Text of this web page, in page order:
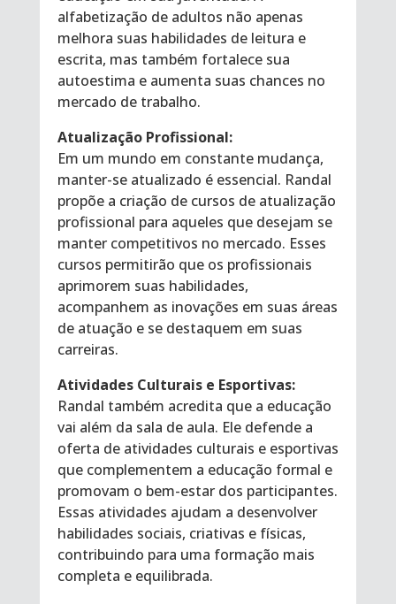
alfabetização de adultos não apenas
melhora suas habilidades de leitura e
escrita, mas também fortalece sua
autoestima e aumenta suas chances no
mercado de trabalho.
Atualização Profissional:
Em um mundo em constante mudança,
manter-se atualizado é essencial. Randal
propõe a criação de cursos de atualização
profissional para aqueles que desejam se
manter competitivos no mercado. Esses
cursos permitirão que os profissionais
aprimorem suas habilidades,
acompanhem as inovações em suas áreas
de atuação e se destaquem em suas
carreiras.
Atividades Culturais e Esportivas:
Randal também acredita que a educação
vai além da sala de aula. Ele defende a
oferta de atividades culturais e esportivas
que complementem a educação formal e
promovam o bem-estar dos participantes.
Essas atividades ajudam a desenvolver
habilidades sociais, criativas e físicas,
contribuindo para uma formação mais
completa e equilibrada.